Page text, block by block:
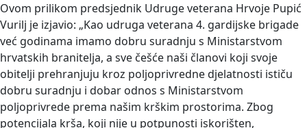
Ovom prilikom predsjednik Udruge veterana Hrvoje Pupić
Vurilj je izjavio: „Kao udruga veterana 4. gardijske brigade
već godinama imamo dobru suradnju s Ministarstvom
hrvatskih branitelja, a sve češće naši članovi koji svoje
obitelji prehranjuju kroz poljoprivredne djelatnosti ističu
dobru suradnju i dobar odnos s Ministarstvom
poljoprivrede prema našim krškim prostorima. Zbog
potencijala krša, koji nije u potpunosti iskorišten,